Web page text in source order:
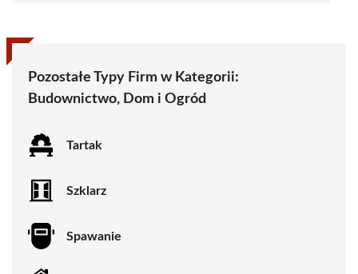
Pozostałe Typy Firm w Kategorii:
Budownictwo, Dom i Ogród
Tartak
Szklarz
Spawanie